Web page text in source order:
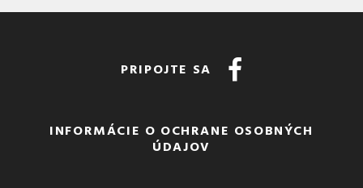
PRIPOJTE SA
INFORMÁCIE O OCHRANE OSOBNÝCH
ÚDAJOV